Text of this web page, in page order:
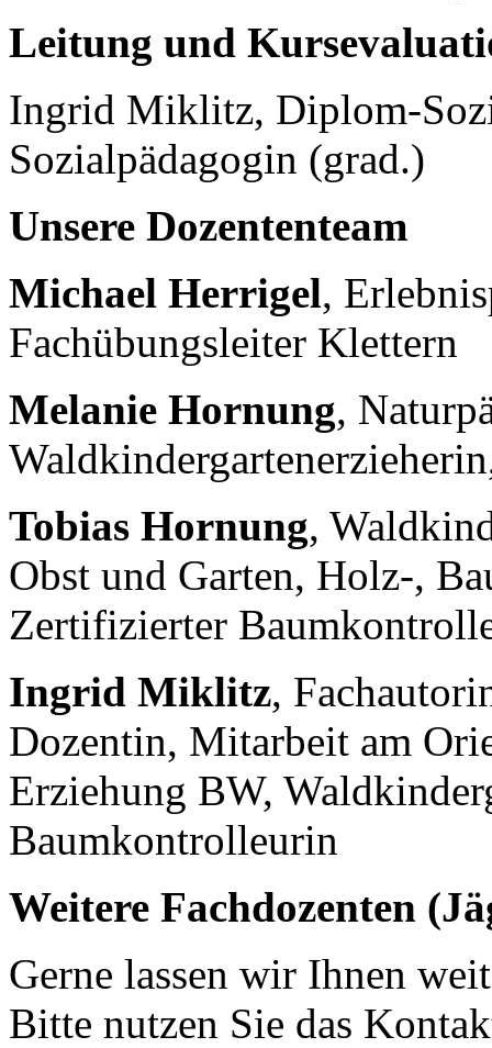
Leitung und
Ingrid Miklitz, Diplom-
Sozialpädagogin (grad.)
Unsere Dozententeam
Michael Herrigel,
Fachübungsleiter Klettern
Melanie Hornung,
Tobias Hornung,
Obst und Garten, Holz-,
Zertifizierter
Ingrid Miklitz,
Dozentin, Mitarbeit am
Erziehung BW,
Baumkontrolleurin
Weitere Fachdozenten
Gerne lassen wir Ihnen
Bitte nutzen Sie das